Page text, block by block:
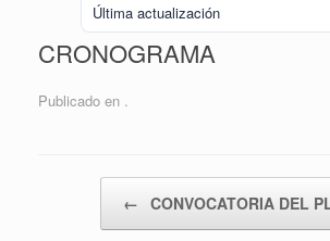
Última actualización
CRONOGRAMA
Publicado en .
← CONVOCATORIA DEL